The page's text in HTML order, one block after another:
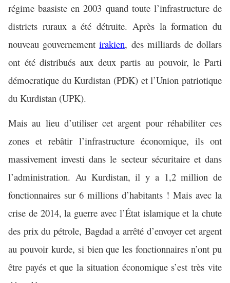
régime baasiste en 2003 quand toute l’infrastructure de
districts ruraux a été détruite. Après la formation du
nouveau gouvernementirakien, des milliards de dollars
ont été distribués aux deux partis au pouvoir, le Parti
démocratique du Kurdistan (PDK) et l’Union patriotique
du Kurdistan (UPK).
Mais au lieu d’utiliser cet argent pour réhabiliter ces
zones et rebâtir l’infrastructure économique, ils ont
massivement investi dans le secteur sécuritaire et dans
l’administration. Au Kurdistan, il y a 1,2 million de
fonctionnaires sur 6 millions d’habitants ! Mais avec la
crise de 2014, la guerre avec l’État islamique et la chute
des prix du pétrole, Bagdad a arrêté d’envoyer cet argent
au pouvoir kurde, si bien que les fonctionnaires n’ont pu
être payés et que la situation économique s’est très vite